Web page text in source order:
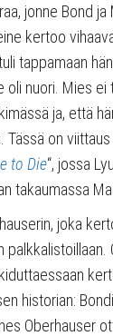
jonne Bond
kertoo
tappamaan
oli nuori. Mies ei
ja, että
on
to Die“, jossa
takaumassa
joka
palkkalistoillaan.
historian:
Oberhauser